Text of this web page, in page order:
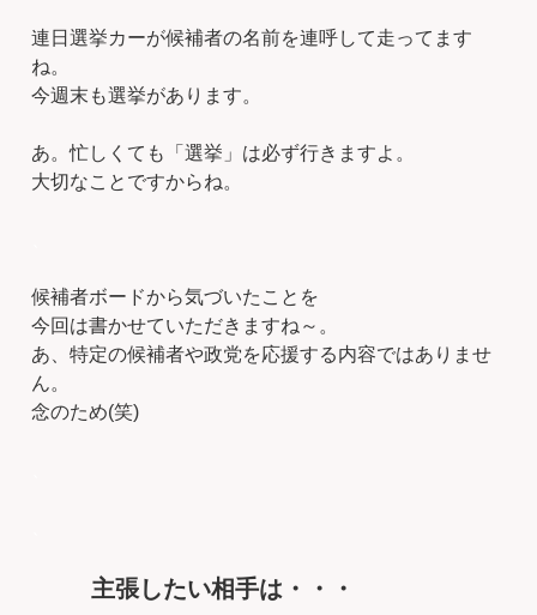
連日選挙カーが候補者の名前を連呼して走ってます
ね。
今週末も選挙があります。
あ。忙しくても「選挙」は必ず行きますよ。
大切なことですからね。
候補者ボードから気づいたことを
今回は書かせていただきますね～。
あ、特定の候補者や政党を応援する内容ではありませ
ん。
念のため(笑)
主張したい相手は・・・